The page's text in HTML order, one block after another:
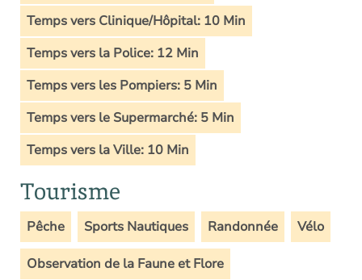
Temps vers Clinique/Hôpital: 10 Min
Temps vers la Police: 12 Min
Temps vers les Pompiers: 5 Min
Temps vers le Supermarché: 5 Min
Temps vers la Ville: 10 Min
Tourisme
Pêche Sports Nautiques Randonnée Vélo
Observation de la Faune et Flore